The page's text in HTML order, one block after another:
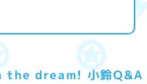
dream! 小鈴Q&A